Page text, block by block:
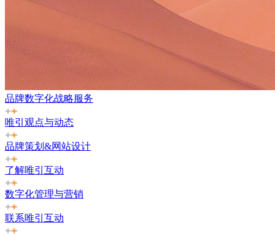
品牌数字化战略服务
唯引观点与动态
品牌策划&网站设计
了解唯引互动
数字化管理与营销
联系唯引互动